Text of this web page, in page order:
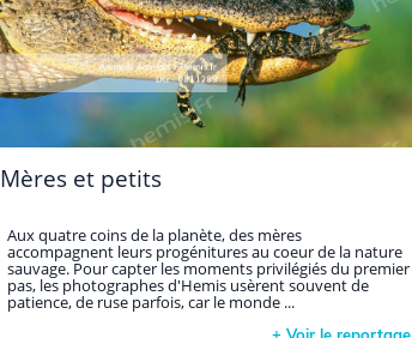
Mères et petits
Aux quatre coins de la planète, des mères
accompagnent leurs progénitures au coeur de la nature
sauvage. Pour capter les moments privilégiés du premier
pas, les photographes d'Hemis usèrent souvent de
patience, de ruse parfois, car le monde ...
+ Voir le reportage